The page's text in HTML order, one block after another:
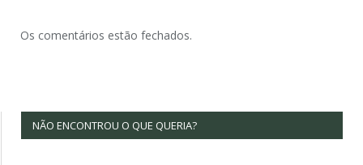
Os comentários estão fechados.
NÃO ENCONTROU O QUE QUERIA?